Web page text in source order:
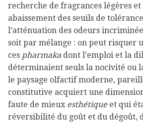
recherche de fragrances légères et
abaissement des seuils de
l’atténuation des odeurs
soit par mélange : on peut risquer
ces pharmaka dont l’emploi et la
déterminaient seuls la nocivité ou
le paysage olfactif moderne,
constitutive acquiert une
faute de mieux esthétique et qui
réversibilité du goût et du dégoût,